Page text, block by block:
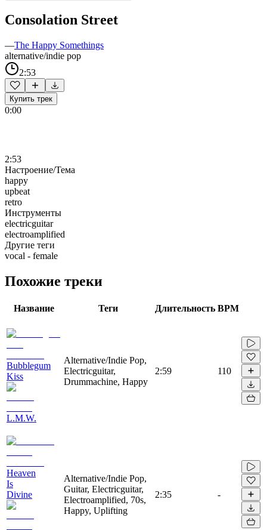
Consolation Street
—The Happy Somethings
alternative/indie pop
2:53
Купить трек
0:00
2:53
Настроение/Тема
happy
upbeat
retro
Инструменты
electricguitar
electroamplified
Другие теги
vocal - female
Похожие треки
Название Теги Длительность BPM
Bubblegum
Kiss
L.M.W.
Alternative/Indie Pop,
Electricguitar,
Drummachine, Happy
2:59 110
Heaven
Is
Divine
Alternative/Indie Pop,
Guitar, Electricguitar,
Electroamplified, 70s,
Happy, Uplifting
2:35 -